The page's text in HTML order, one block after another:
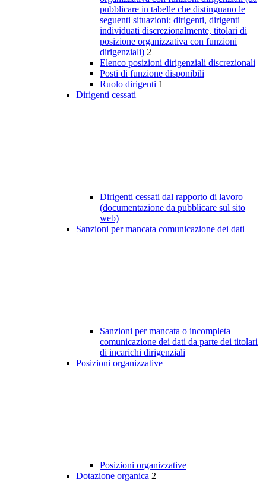
pubblicare in tabelle che distinguano le
seguenti situazioni: dirigenti, dirigenti
individuati discrezionalmente, titolari di
posizione organizzativa con funzioni
dirigenziali) 2
Elenco posizioni dirigenziali discrezionali
Posti di funzione disponibili
Ruolo dirigenti 1
Dirigenti cessati
Dirigenti cessati dal rapporto di lavoro
(documentazione da pubblicare sul sito
web)
Sanzioni per mancata comunicazione dei dati
Sanzioni per mancata o incompleta
comunicazione dei dati da parte dei titolari
di incarichi dirigenziali
Posizioni organizzative
Posizioni organizzative
Dotazione organica 2